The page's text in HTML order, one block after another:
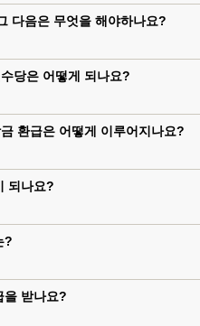
다음은 무엇을 해야하나요?
당은 어떻게 되나요?
환급은 어떻게 이루어지나요?
되나요?
?
을 받나요?